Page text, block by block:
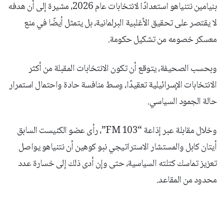
بنيامين نتنياهو استعدادًا لانتخابات عام 2026، مشيرة إلى أن هدفه
لا يقتصر على تحقيق الأغلبية البرلمانية، بل يتمثل أيضًا في منع
معسكر خصومه من تشكيل حكومة.
وبحسب الصحيفة، يتوقع أن تكون الانتخابات المقبلة من أكثر
الانتخابات الإسرائيلية تعقيدًا، وسط منافسة حادة واحتمال استمرار
حالة الجمود السياسي.
وخلال مقابلة عبر إذاعة “103 FM”، رأى عضو الكنيست السابق
أيتان كابل والمستشار الاستراتيجي نبو كوهين أن نتنياهو يواصل
تعزيز تماسك كتلته السياسية، حتى وإن أدى ذلك إلى خسارة عدد
محدود من المقاعد.